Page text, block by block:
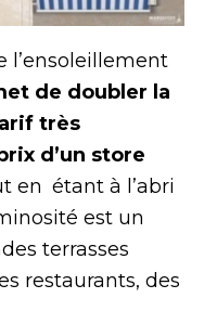
l’ensoleillement
de doubler la
très
d’un store
en étant à l’abri
est un
terrasses
restaurants, des